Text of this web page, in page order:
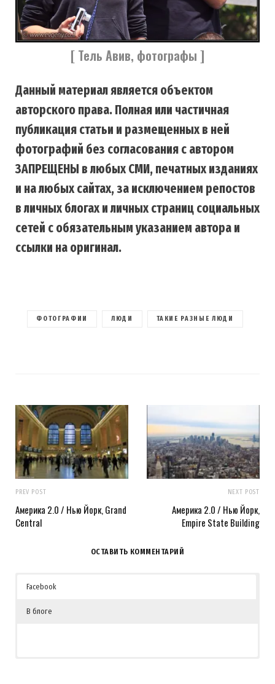
[ Тель Авив, фотографы ]
Данный материал является объектом
авторского права. Полная или частичная
публикация статьи и размещенных в ней
фотографий без согласования с автором
ЗАПРЕЩЕНЫ в любых СМИ, печатных изданиях
и на любых сайтах, за исключением репостов
в личных блогах и личных страниц социальных
сетей с обязательным указанием автора и
ссылки на оригинал.
ФОТОГРАФИИ ЛЮДИ ТАКИЕ РАЗНЫЕ ЛЮДИ
PREV POST
Америка 2.0 / Нью Йорк, Grand
Central
NEXT POST
Америка 2.0 / Нью Йорк,
Empire State Building
ОСТАВИТЬ КОММЕНТАРИЙ
Facebook
В блоге